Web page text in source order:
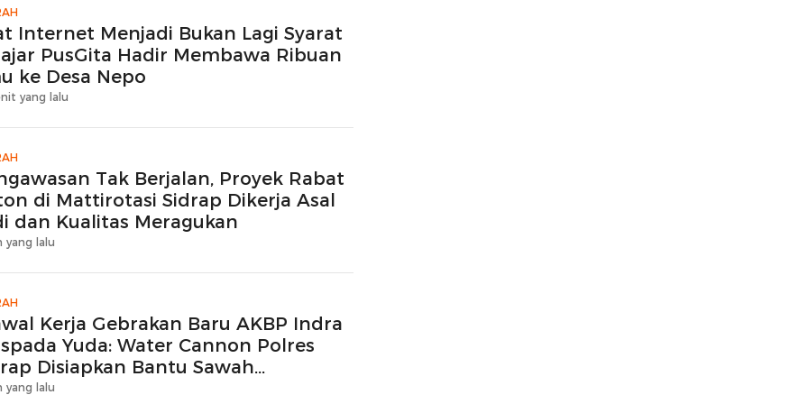
Internet Menjadi Bukan Lagi Syarat
PusGita Hadir Membawa Ribuan
ke Desa Nepo
yang lalu
Tak Berjalan, Proyek Rabat
di Mattirotasi Sidrap Dikerja Asal
dan Kualitas Meragukan
yang lalu
Kerja Gebrakan Baru AKBP Indra
Yuda: Water Cannon Polres
Disiapkan Bantu Sawah
Air
yang lalu